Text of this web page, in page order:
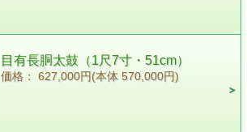
目有長胴太鼓（1尺7寸・51cm）
価格： 627,000円(本体 570,000円)